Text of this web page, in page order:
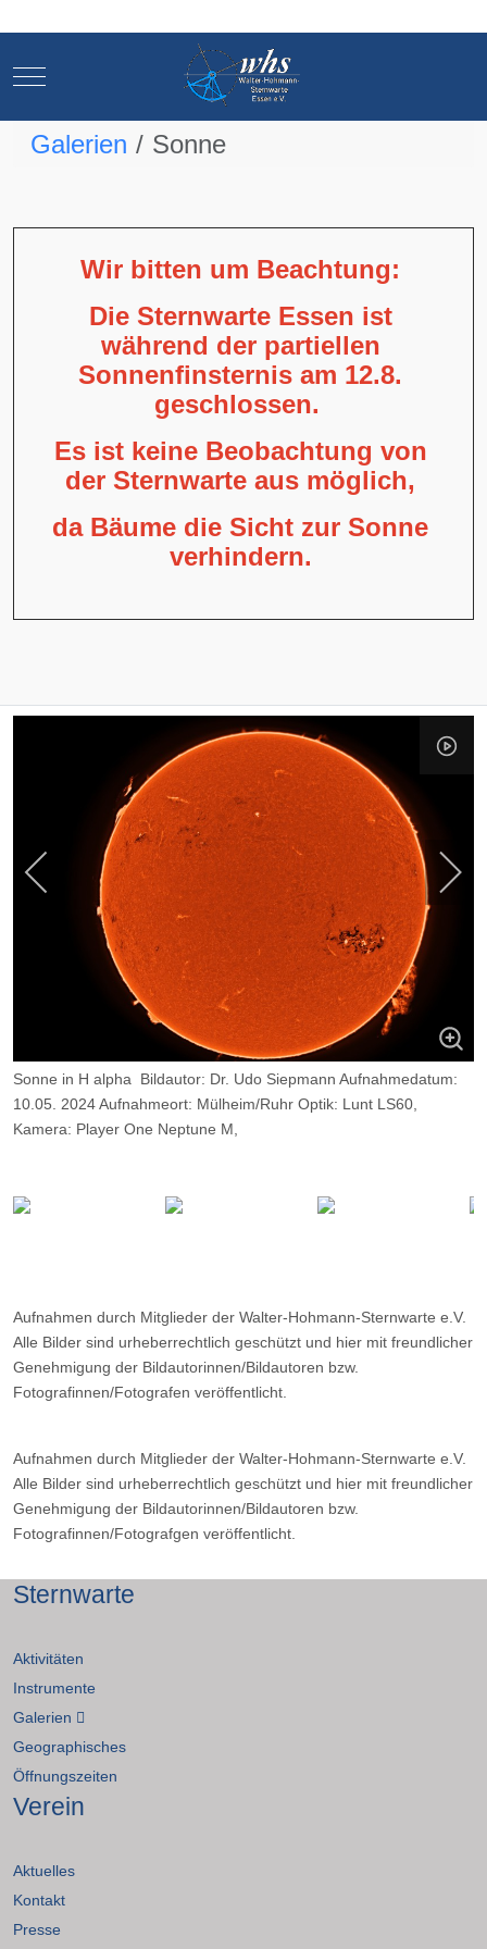
Mobile Menu Toggle
Galerien Sonne
Wir bitten um Beachtung:
Die Sternwarte Essen ist
während der partiellen
Sonnenfinsternis am 12.8.
geschlossen.
Es ist keine Beobachtung von
der Sternwarte aus möglich,
da Bäume die Sicht zur Sonne
verhindern.
Sonne in H alpha Bildautor: Dr. Udo Siepmann Aufnahmedatum:
10.05. 2024 Aufnahmeort: Mülheim/Ruhr Optik: Lunt LS60,
Kamera: Player One Neptune M,
Aufnahmen durch Mitglieder der Walter-Hohmann-Sternwarte e.V.
Alle Bilder sind urheberrechtlich geschützt und hier mit freundlicher
Genehmigung der Bildautorinnen/Bildautoren bzw.
Fotografinnen/Fotografen veröffentlicht.
Aufnahmen durch Mitglieder der Walter-Hohmann-Sternwarte e.V.
Alle Bilder sind urheberrechtlich geschützt und hier mit freundlicher
Genehmigung der Bildautorinnen/Bildautoren bzw.
Fotografinnen/Fotografgen veröffentlicht.
Sternwarte
Aktivitäten
Instrumente
Galerien
Geographisches
Öffnungszeiten
Verein
Aktuelles
Kontakt
Presse